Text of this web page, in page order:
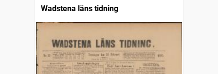
Wadstena läns tidning